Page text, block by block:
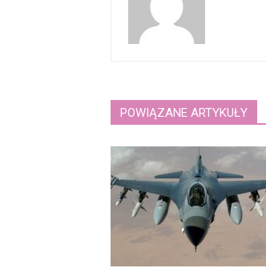
POWIĄZANE ARTYKUŁY